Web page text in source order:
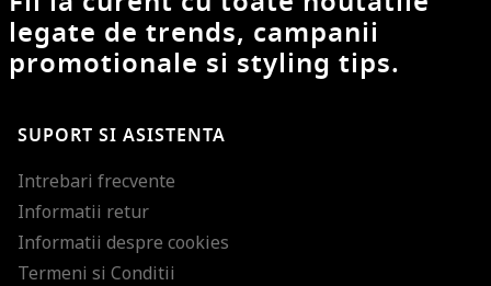
legate de trends, campanii
promotionale si styling tips.
SUPORT SI ASISTENTA
Intrebari frecvente
Informatii retur
Informatii despre cookies
Termeni si Conditii